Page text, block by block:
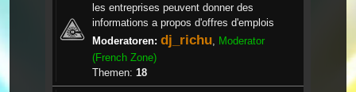
les entreprises peuvent donner des
informations a propos d'offres d'emplois
Moderatoren: dj_richu Moderator
(French Zone)
Themen: 18